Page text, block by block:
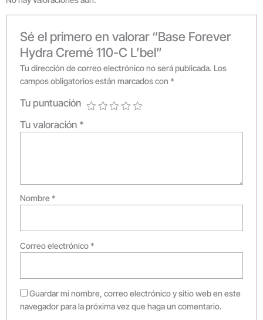
Sé el primero en valorar “Base Forever
Hydra Cremé 110-C L’bel”
Tu dirección de correo electrónico no será publicada. Los
campos obligatorios están marcados con *
Tu puntuación
Tu valoración *
Nombre *
Correo electrónico *
Guardar mi nombre, correo electrónico y sitio web en este
navegador para la próxima vez que haga un comentario.